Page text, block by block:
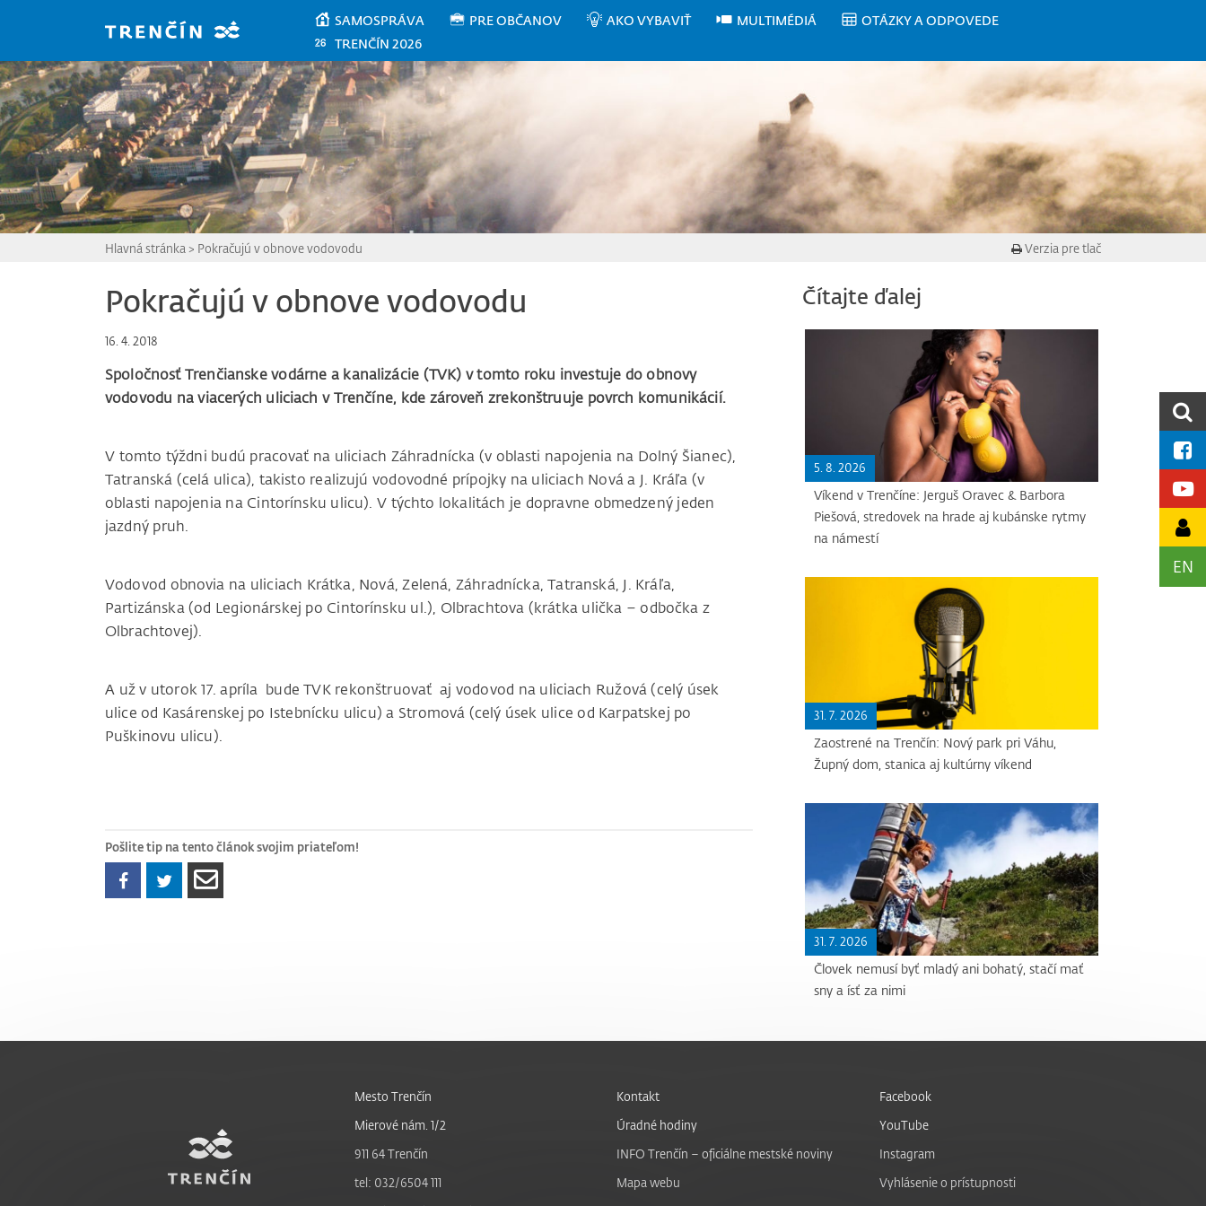
SAMOSPRÁVA PRE OBČANOV AKO VYBAVIŤ MULTIMÉDIÁ
OTÁZKY A ODPOVEDE
TRENČÍN 2026
EN
Hlavná stránka > Pokračujú v obnove vodovodu Verzia pre tlač
Pokračujú v obnove vodovodu
16. 4. 2018
Spoločnosť Trenčianske vodárne a kanalizácie (TVK) v tomto roku investuje do obnovy
vodovodu na viacerých uliciach v Trenčíne, kde zároveň zrekonštruuje povrch komunikácií.
V tomto týždni budú pracovať na uliciach Záhradnícka (v oblasti napojenia na Dolný Šianec),
Tatranská (celá ulica), takisto realizujú vodovodné prípojky na uliciach Nová a J. Kráľa (v
oblasti napojenia na Cintorínsku ulicu). V týchto lokalitách je dopravne obmedzený jeden
jazdný pruh.
Vodovod obnovia na uliciach Krátka, Nová, Zelená, Záhradnícka, Tatranská, J. Kráľa,
Partizánska (od Legionárskej po Cintorínsku ul.), Olbrachtova (krátka ulička – odbočka z
Olbrachtovej).
A už v utorok 17. apríla bude TVK rekonštruovať aj vodovod na uliciach Ružová (celý úsek
ulice od Kasárenskej po Istebnícku ulicu) a Stromová (celý úsek ulice od Karpatskej po
Puškinovu ulicu).
Pošlite tip na tento článok svojim priateľom!
Čítajte ďalej
5. 8. 2026
Víkend v Trenčíne: Jerguš Oravec & Barbora
Piešová, stredovek na hrade aj kubánske rytmy
na námestí
31. 7. 2026
Zaostrené na Trenčín: Nový park pri Váhu,
Župný dom, stanica aj kultúrny víkend
31. 7. 2026
Človek nemusí byť mladý ani bohatý, stačí mať
sny a ísť za nimi
Mesto Trenčín
Mierové nám. 1/2
911 64 Trenčín
tel: 032/6504 111
Kontakt
Úradné hodiny
INFO Trenčín – oficiálne mestské noviny
Mapa webu
Facebook
YouTube
Instagram
Vyhlásenie o prístupnosti